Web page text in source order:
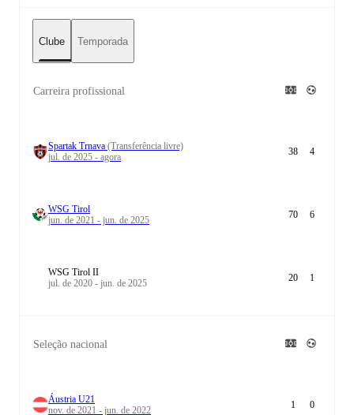
Clube Temporada
Carreira profissional
Spartak Trnava (Transferência livre)
jul. de 2025 - agora
38 4
WSG Tirol
jun. de 2021 - jun. de 2025
70 6
WSG Tirol II
jul. de 2020 - jun. de 2025
20 1
Seleção nacional
Áustria U21
nov. de 2021 - jun. de 2022
1 0